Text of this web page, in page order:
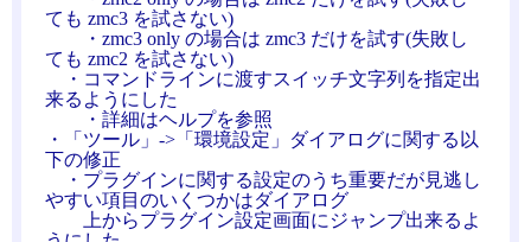
ても zmc3 を試さない)
・zmc3 only の場合は zmc3 だけを試す(失敗し
ても zmc2 を試さない)
・コマンドラインに渡すスイッチ文字列を指定出
来るようにした
・詳細はヘルプを参照
・「ツール」->「環境設定」ダイアログに関する以
下の修正
・プラグインに関する設定のうち重要だが見逃し
やすい項目のいくつかはダイアログ
上からプラグイン設定画面にジャンプ出来るよ